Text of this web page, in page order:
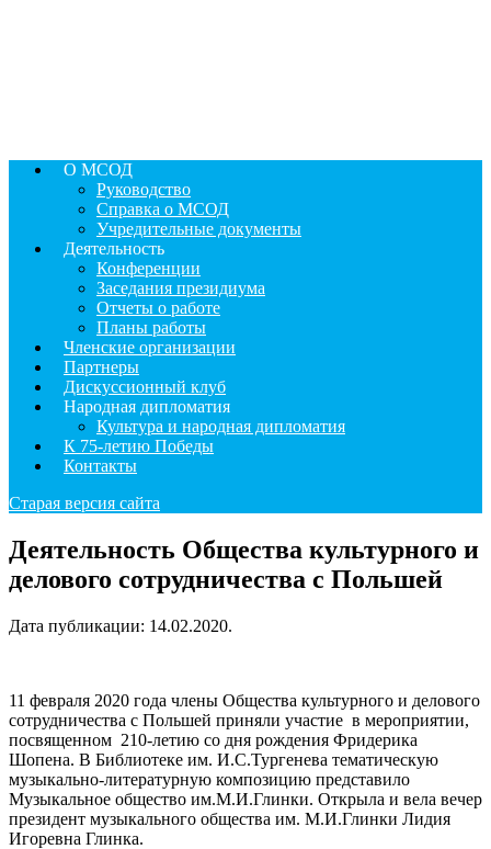
О МСОД
Руководство
Справка о МСОД
Учредительные документы
Деятельность
Конференции
Заседания президиума
Отчеты о работе
Планы работы
Членские организации
Партнеры
Дискуссионный клуб
Народная дипломатия
Культура и народная дипломатия
К 75-летию Победы
Контакты
Старая версия сайта
Деятельность Общества культурного и
делового сотрудничества с Польшей
Дата публикации: 14.02.2020.
11 февраля 2020 года члены Общества культурного и делового
сотрудничества с Польшей приняли участие в мероприятии,
посвященном 210-летию со дня рождения Фридерика
Шопена. В Библиотеке им. И.С.Тургенева тематическую
музыкально-литературную композицию представило
Музыкальное общество им.М.И.Глинки. Открыла и вела вечер
президент музыкального общества им. М.И.Глинки Лидия
Игоревна Глинка.